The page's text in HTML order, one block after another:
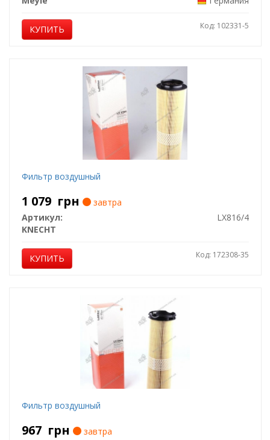
КУПИТЬ Код: 102331-5
Фильтр воздушный
1 079 грн
завтра
Артикул:
LX816/4
KNECHT
КУПИТЬ Код: 172308-35
Фильтр воздушный
967 грн
завтра